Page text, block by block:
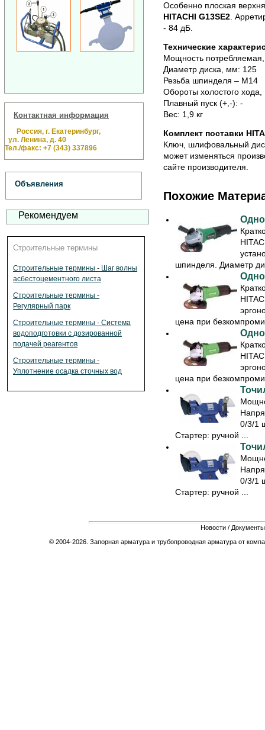
Контактная информация
Россия, г. Екатеринбург,
ул. Ленина, д. 40
Тел./факс: +7 (343) 337896
Объявления
Рекомендуем
Строительные термины
Строительные термины - Шаг волны
асбестоцементного листа
Строительные термины -
Регулярный парк
Строительные термины - Система
водоподготовки с дозированной
подачей реагентов
Строительные термины -
Уплотнение осадка сточных вод
Особенно плоская
HITACHI G13SЕ2.
- 84 дБ.
Технические
Мощность
Диаметр диска, мм: 125
Резьба шпинделя – М14
Обороты холостого
Плавный пуск (+,-): -
Вес: 1,9 кг
Комплект поставки
Ключ, шлифовальный
может изменяться
сайте производителя.
Похожие
шпинделя. Диаметр
цена при
цена при
0/3/1
Стартер: ручной ...
0/3/1
Стартер: ручной ...
Новости / Документы
© 2004-2026. Запорная арматура и трубопроводная арматура от